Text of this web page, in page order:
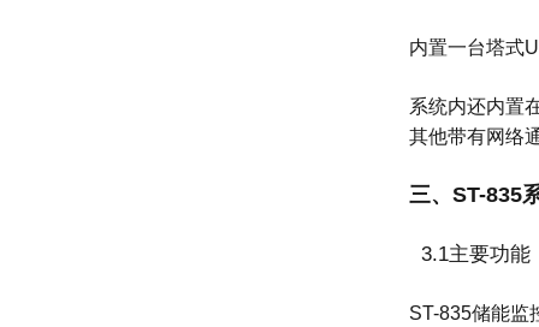
内置一台塔式
系统内还内置
其他带有网络
三、ST-835
3.1主要功能
ST-835储能监